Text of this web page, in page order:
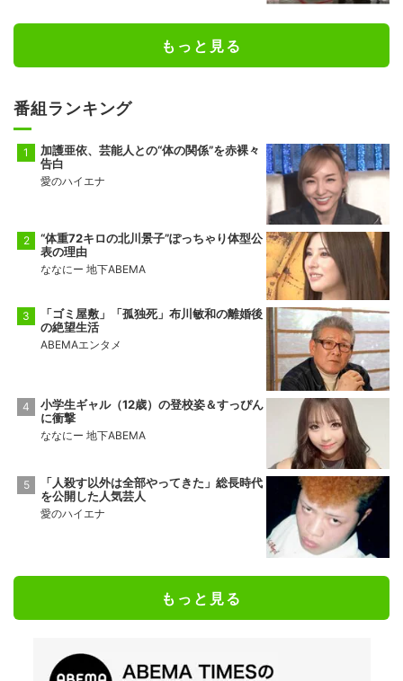
もっと見る
番組ランキング
加護亜依、芸能人との“体の関係”を赤裸々
告白
愛のハイエナ
“体重72キロの北川景子”ぽっちゃり体型公
表の理由
ななにー 地下ABEMA
「ゴミ屋敷」「孤独死」布川敏和の離婚後
の絶望生活
ABEMAエンタメ
小学生ギャル（12歳）の登校姿＆すっぴん
に衝撃
ななにー 地下ABEMA
「人殺す以外は全部やってきた」総長時代
を公開した人気芸人
愛のハイエナ
もっと見る